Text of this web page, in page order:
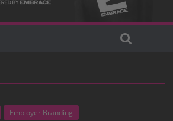
Employer Branding